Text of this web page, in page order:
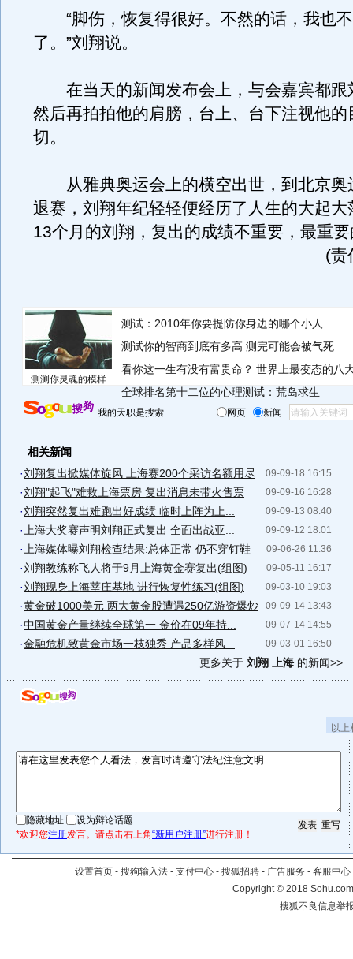
“脚伤，恢复得很好。不然的话，我也
了。”刘翔说。
在当天的新闻发布会上，与会嘉宾都跟
然后再拍拍他的肩膀，台上、台下注视他的
切。
从雅典奥运会上的横空出世，到北京奥
退赛，刘翔年纪轻轻便经历了人生的大起大
13个月的刘翔，复出的成绩不重要，最重
(责
测测你灵魂的模样
测试：2010年你要提防你身边的哪个小人
测试你的智商到底有多高 测完可能会被气死
看你这一生有没有富贵命？ 世界上最变态的八
全球排名第十二位的心理测试：荒岛求生
我的天职是搜索 网页 新闻
相关新闻
09-09-18 16:15
·刘翔复出掀媒体旋风 上海赛200个采访名额用尽
09-09-16 16:28
·刘翔"起飞"难救上海票房 复出消息未带火售票
09-09-13 08:40
·刘翔突然复出难跑出好成绩 临时上阵为上...
09-09-12 18:01
· 上海大奖赛声明刘翔正式复出 全面出战亚...
09-06-26 11:36
· 上海媒体曝刘翔检查结果:总体正常 仍不穿钉鞋
09-05-11 16:17
·刘翔教练称飞人将于9月上海黄金赛复出(组图)
09-03-10 19:03
·刘翔现身上海莘庄基地 进行恢复性练习(组图)
09-09-14 13:43
·黄金破1000美元 两大黄金股遭遇250亿游资爆炒
09-07-14 14:55
·中国黄金产量继续全球第一 金价在09年持...
09-03-01 16:50
·金融危机致黄金市场一枝独秀 产品多样风...
更多关于 刘翔 上海的新闻>>
以
隐藏地址
设为辩论话题
*欢迎您注册发言。请点击右上角“新用户注册”进行注册！
设置首页 - 搜狗输入法 - 支付中心 - 搜狐招聘 - 广告服务 - 客服中心
Copyright©2018
搜狐不良信息举